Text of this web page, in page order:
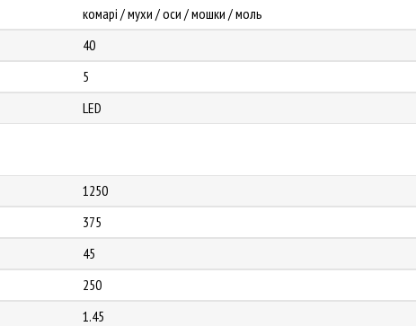
комарі / мухи / оси / мошки / моль
40
5
LED
1250
375
45
250
1.45